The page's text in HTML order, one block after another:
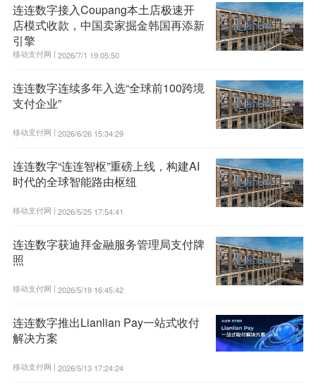
连连数字接入Coupang本土店极速开
店模式收款，中国卖家掘金韩国再添新
引擎
移动支付网 | 2026/7/1 19:05:50
连连数字连续多年入选“全球前100跨境
支付企业”
移动支付网 | 2026/6/26 15:34:29
连连数字“连连智枢”重磅上线，构建AI
时代的全球智能路由枢纽
移动支付网 | 2026/5/25 17:54:41
连连数字获迪拜金融服务管理局支付牌
照
移动支付网 | 2026/5/19 16:45:42
连连数字推出Lianlian Pay一站式收付
解决方案
移动支付网 | 2026/5/13 17:24:24